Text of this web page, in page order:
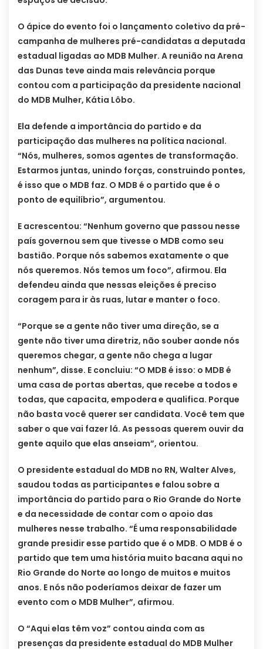
O ápice do evento foi o lançamento coletivo da pré-
campanha de mulheres pré-candidatas a deputada
estadual ligadas ao MDB Mulher. A reunião na Arena
das Dunas teve ainda mais relevância porque
contou com a participação da presidente nacional
do MDB Mulher, Kátia Lôbo.
Ela defende a importância do partido e da
participação das mulheres na política nacional.
“Nós, mulheres, somos agentes de transformação.
Estarmos juntas, unindo forças, construindo pontes,
é isso que o MDB faz. O MDB é o partido que é o
ponto de equilíbrio”, argumentou.
E acrescentou: “Nenhum governo que passou nesse
país governou sem que tivesse o MDB como seu
bastião. Porque nós sabemos exatamente o que
nós queremos. Nós temos um foco”, afirmou. Ela
defendeu ainda que nessas eleições é preciso
coragem para ir às ruas, lutar e manter o foco.
“Porque se a gente não tiver uma direção, se a
gente não tiver uma diretriz, não souber aonde nós
queremos chegar, a gente não chega a lugar
nenhum”, disse. E concluiu: “O MDB é isso: o MDB é
uma casa de portas abertas, que recebe a todos e
todas, que capacita, empodera e qualifica. Porque
não basta você querer ser candidata. Você tem que
saber o que vai fazer lá. As pessoas querem ouvir da
gente aquilo que elas anseiam”, orientou.
O presidente estadual do MDB no RN, Walter Alves,
saudou todas as participantes e falou sobre a
importância do partido para o Rio Grande do Norte
e da necessidade de contar com o apoio das
mulheres nesse trabalho. “É uma responsabilidade
grande presidir esse partido que é o MDB. O MDB é o
partido que tem uma história muito bacana aqui no
Rio Grande do Norte ao longo de muitos e muitos
anos. E nós não poderíamos deixar de fazer um
evento com o MDB Mulher”, afirmou.
O “Aqui elas têm voz” contou ainda com as
presenças da presidente estadual do MDB Mulher